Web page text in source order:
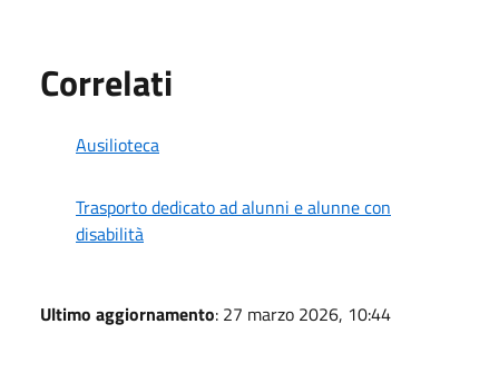
Correlati
Ausilioteca
Trasporto dedicato ad alunni e alunne con
disabilità
Ultimo aggiornamento: 27 marzo 2026, 10:44